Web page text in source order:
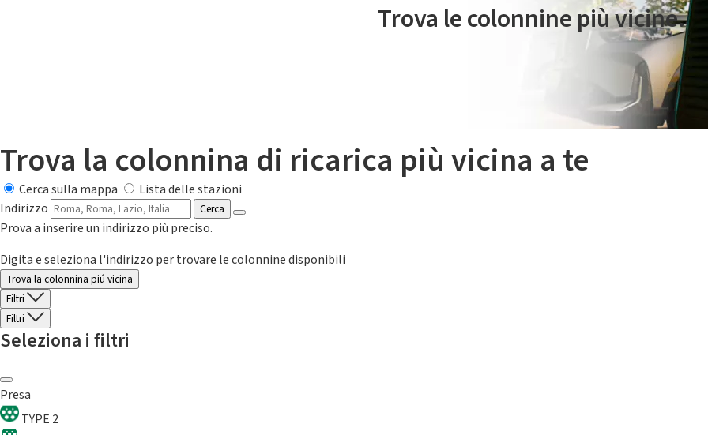
Trova le colonnine più vicine.
Trova la colonnina di ricarica più vicina a te
Cerca sulla mappa
Lista delle stazioni
Indirizzo
Cerca
Prova a inserire un indirizzo più preciso.
Digita e seleziona l'indirizzo per trovare le colonnine disponibili
Trova la colonnina piú vicina
Filtri
Filtri
Seleziona i filtri
Presa
TYPE 2